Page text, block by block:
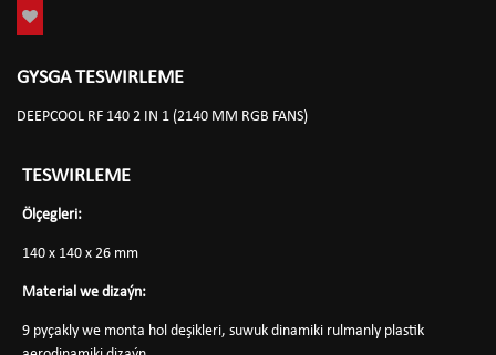
GYSGA TESWIRLEME
DEEPCOOL RF 140 2 IN 1 (2140 MM RGB FANS)
TESWIRLEME
Ölçegleri:
140 x 140 x 26 mm
Material we dizaýn:
9 pyçakly we monta hol deşikleri, suwuk dinamiki rulmanly plastik